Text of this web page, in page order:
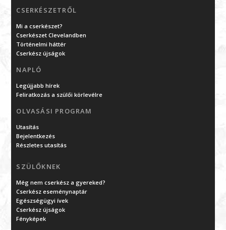
CSERKÉSZETRŐL
Mi a cserkészet?
Cserkészet Clevelandben
Történelmi háttér
Cserkész újságok
NAPLÓ
Legújjabb hírek
Feliratkozás a szülői körlevélre
OLVASÁSI PROGRAM
Utasítás
Bejelentkezés
Részletes utasítás
SZÜLŐKNEK
Még nem cserkész a gyereked?
Cserkész eseménynaptár
Egészségügyi ívek
Cserkész újságok
Fényképek